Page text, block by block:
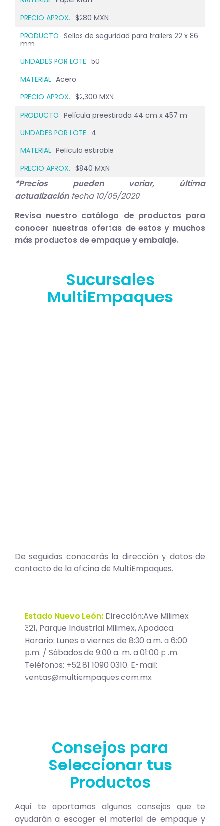
$280 MXN
Sellos de seguridad para trailers 22 x 86
mm
50
Acero
$2,300 MXN
Película preestirada 44 cm x 457 m
4
Película estirable
$840 MXN
*Precios pueden variar, última
actualización fecha 10/05/2020
Revisa nuestro catálogo de productos para
conocer nuestras ofertas de estos y muchos
más productos de empaque y embalaje.
Sucursales
MultiEmpaques
De seguidas conocerás la dirección y datos de
contacto de la oficina de MultiEmpaques.
Estado Nuevo León:Dirección:Ave Milimex
321, Parque Industrial Milimex, Apodaca.
Horario: Lunes a viernes de 8:30 a.m. a 6:00
p.m. / Sábados de 9:00 a. m. a 01:00 p .m.
Teléfonos: +52 81 1090 0310. E-mail:
ventas@multiempaques.com.mx
Consejos para
Seleccionar tus
Productos
Aquí te aportamos algunos consejos que te
ayudarán a escoger el material de empaque y